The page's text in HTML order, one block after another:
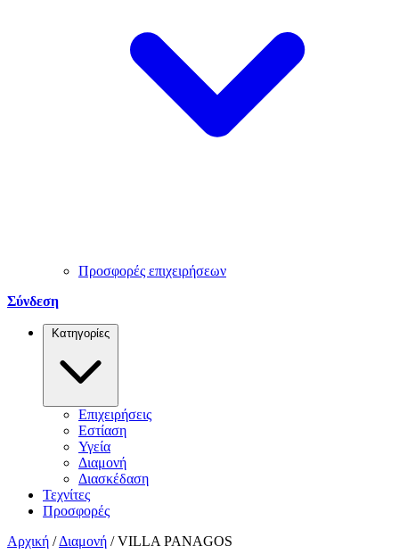
Προσφορές επιχειρήσεων
Σύνδεση
Κατηγορίες
Επιχειρήσεις
Εστίαση
Υγεία
Διαμονή
Διασκέδαση
Τεχνίτες
Προσφορές
Αρχική / Διαμονή / VILLA PANAGOS